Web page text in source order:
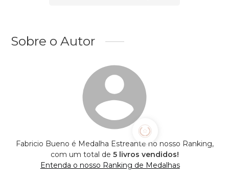
Sobre o Autor
Fabricio Bueno é Medalha Estreante no nosso Ranking,
com um total de 5 livros vendidos!
Entenda o nosso Ranking de Medalhas